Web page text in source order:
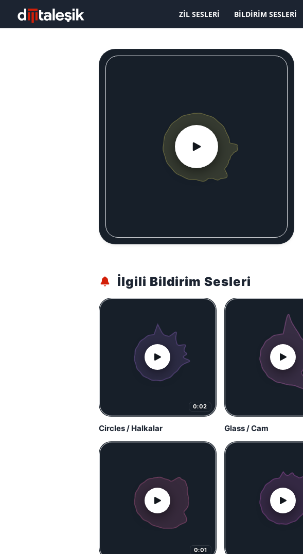
ZIL SESLERI BILDIRIM SESLERI
İlgili Bildirim Sesleri
0:02
Circles / Halkalar Glass / Cam
0:01